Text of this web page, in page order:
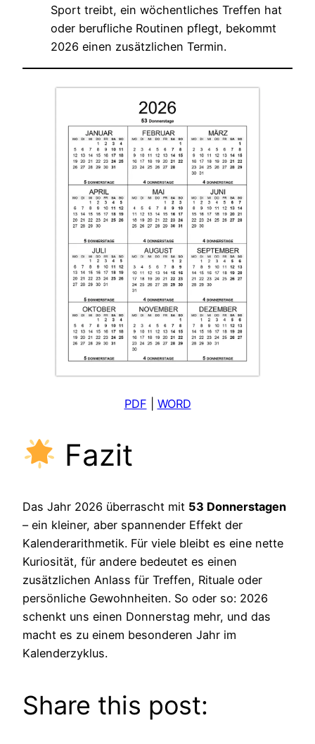
Sport treibt, ein wöchentliches Treffen hat
oder berufliche Routinen pflegt, bekommt
2026 einen zusätzlichen Termin.
PDF WORD
Fazit
Das Jahr 2026 überrascht mit 53 Donnerstagen
– ein kleiner, aber spannender Effekt der
Kalenderarithmetik. Für viele bleibt es eine nette
Kuriosität, für andere bedeutet es einen
zusätzlichen Anlass für Treffen, Rituale oder
persönliche Gewohnheiten. So oder so: 2026
schenkt uns einen Donnerstag mehr, und das
macht es zu einem besonderen Jahr im
Kalenderzyklus.
Share this post: